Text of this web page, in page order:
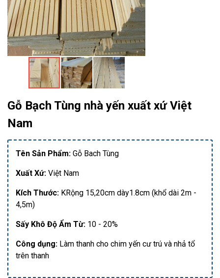
Gỗ Bạch Tùng nhà yến xuất xứ Việt
Nam
Tên Sản Phẩm: Gỗ Bach Tùng
Xuất Xứ: Việt Nam
Kích Thước: KRộng 15,20cm dày1.8cm (khổ dài 2m -
4,5m)
Sấy Khô Độ Ẩm Từ: 10 - 20%
Công dụng: Làm thanh cho chim yến cư trú và nhả tổ
trên thanh